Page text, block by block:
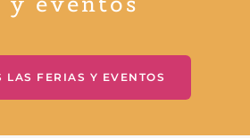
LAS FERIAS Y EVENTOS